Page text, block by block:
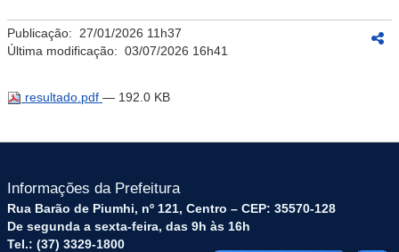
Publicação: 27/01/2026 11h37
Última modificação: 03/07/2026 16h41
resultado.pdf — 192.0 KB
Informações da Prefeitura
Rua Barão de Piumhi, nº 121, Centro – CEP: 35570-128
De segunda a sexta-feira, das 9h às 16h
Tel.: (37) 3329-1800